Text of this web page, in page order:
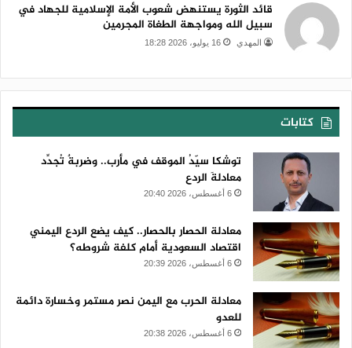
قائد الثورة يستنهض شعوب الأمة الإسلامية للجهاد في
سبيل الله ومواجهة الطغاة المجرمين
المهدي 16 يوليو، 2026 18:28
كتابات
توشكا سيّدُ الموقف في مأرب.. وضربةٌ تُجدِّد
معادلةَ الردع
6 أغسطس، 2026 20:40
معادلة الحصار بالحصار.. كيف يضع الردع اليمني
اقتصاد السعودية أمام كلفة شروطه؟
6 أغسطس، 2026 20:39
معادلة الحرب مع اليمن نصر مستمر وخسارة دائمة
للعدو
6 أغسطس، 2026 20:38